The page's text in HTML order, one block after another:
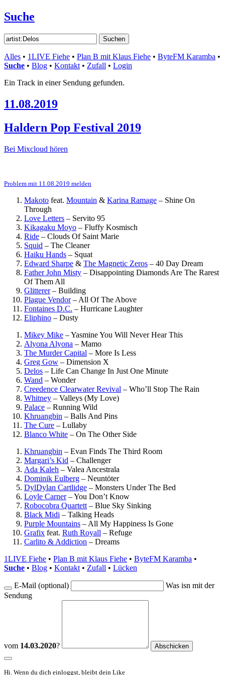
Suche
Alles • 1LIVE Fiehe • Plan B mit Klaus Fiehe • ByteFM Karamba •
Suche • Blog • Kontakt • Zufall • Login
Ein Track in einer Sendung gefunden.
11.08.2019
Haldern Pop Festival 2019
Bei Mixcloud hören
Problem mit 11.08.2019 melden
Makoto feat. Mountain & Karina Ramage – Shine On
Through
Love Letters – Servito 95
Kikagaku Moyo – Fluffy Kosmisch
Ride – Clouds Of Saint Marie
Squid – The Cleaner
Haiku Hands – Squat
Edward Sharpe & The Magnetic Zeros – 40 Day Dream
Father John Misty – Disappointing Diamonds Are The Rarest
Of Them All
Glitterer– Building
Plague Vendor– All Of The Above
Fontaines D.C. – Hurricane Laughter
Eliphino – Dusty
Mikey Mike –Yasmine You Will Never Hear This
Alyona Alyona – Mamo
The Murder Capital – More Is Less
Greg Gow – Dimension X
Delos – Life Can Change In Just One Minute
Wand – Wonder
Creedence Clearwater Revival – Who’ll Stop The Rain
Whitney – Valleys (My Love)
Palace – Running Wild
Khruangbin – Balls And Pins
The Cure – Lullaby
Blanco White – On The Other Side
Khruangbin – Evan Finds The Third Room
Margari’s Kid – Challenger
Ada Kaleh – Valea Ancestrala
Dominik Eulberg – Neuntöter
DylDylan Cartlidge – Monsters Under The Bed
Loyle Carner–You Don’t Know
Robocobra Quartett – Blue Sky Sinking
Black Midi – Talking Heads
Purple Mountains – All My Happiness Is Gone
Grafix feat. Ruth Royall – Refuge
Carlito & Addiction – Dreams
1LIVE Fiehe • Plan B mit Klaus Fiehe • ByteFM Karamba •
Suche • Blog • Kontakt • Zufall • Lücken
E-Mail (optional)
Was isn mit der
Sendung
vom 14.03.2020?
Hi. Wenn du dich einloggst, bleibt dein Like